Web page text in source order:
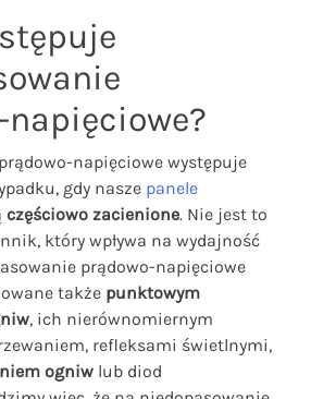
napięciowe?
napięciowe występuje
gdy nasze panele
częściowo zacienione. Nie jest to
który wpływa na wydajność
prądowo-napięciowe
także punktowym
, ich nierównomiernym
refleksami świetlnymi,
ogniw lub diod